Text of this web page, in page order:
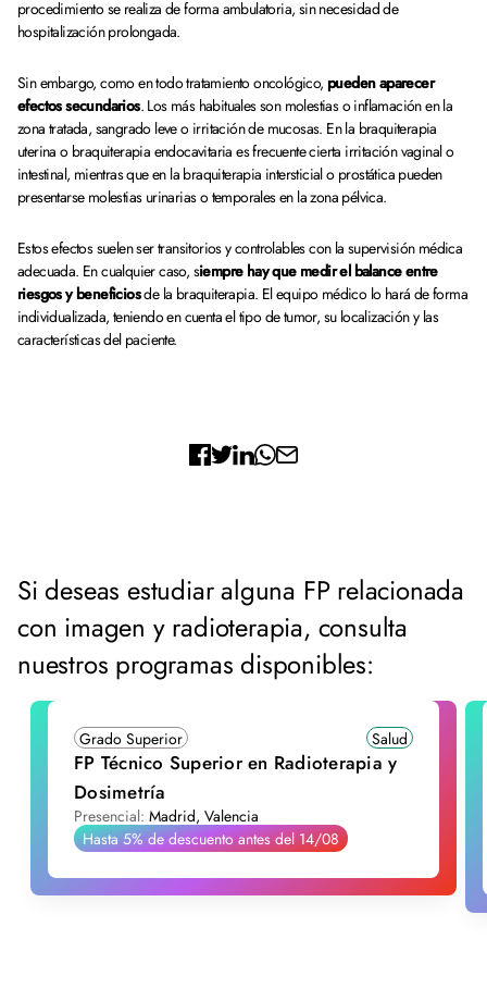
procedimiento se realiza de forma ambulatoria, sin necesidad de
hospitalización prolongada.
Sin embargo, como en todo tratamiento oncológico, pueden aparecer
efectos secundarios. Los más habituales son molestias o inflamación en la
zona tratada, sangrado leve o irritación de mucosas. En la braquiterapia
uterina o braquiterapia endocavitaria es frecuente cierta irritación vaginal o
intestinal, mientras que en la braquiterapia intersticial o prostática pueden
presentarse molestias urinarias o temporales en la zona pélvica.
Estos efectos suelen ser transitorios y controlables con la supervisión médica
adecuada. En cualquier caso, siempre hay que medir el balance entre
riesgos y beneficiosde la braquiterapia. El equipo médico lo hará de forma
individualizada, teniendo en cuenta el tipo de tumor, su localización y las
características del paciente.
Si deseas estudiar alguna FP relacionada
con imagen y radioterapia, consulta
nuestros programas disponibles:
Grado Superior Salud
FP Técnico Superior en Radioterapia y
Dosimetría
Presencial: Madrid, Valencia
Hasta 5% de descuento antes del 14/08